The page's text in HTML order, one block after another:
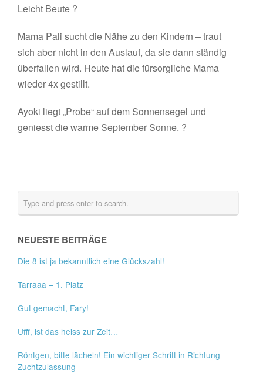
Leicht Beute ?
Mama Pali sucht die Nähe zu den Kindern – traut
sich aber nicht in den Auslauf, da sie dann ständig
überfallen wird. Heute hat die fürsorgliche Mama
wieder 4x gestillt.
Ayoki liegt „Probe“ auf dem Sonnensegel und
geniesst die warme September Sonne. ?
NEUESTE BEITRÄGE
Die 8 ist ja bekanntlich eine Glückszahl!
Tarraaa – 1. Platz
Gut gemacht, Fary!
Ufff, ist das heiss zur Zeit…
Röntgen, bitte lächeln! Ein wichtiger Schritt in Richtung
Zuchtzulassung